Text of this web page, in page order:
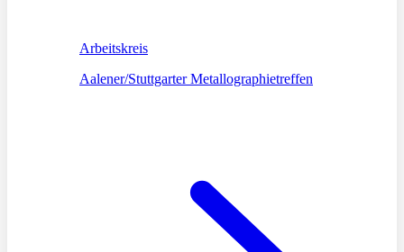
Arbeitskreis
Aalener/Stuttgarter Metallographietreffen